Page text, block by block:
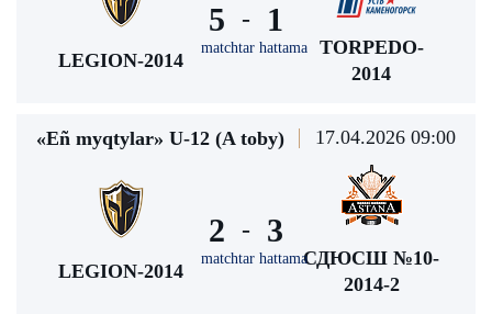
LEGION-2014
5 -
matchtar hattama
1
TORPEDO-
2014
«Eñ myqtylar» U-12 (A toby) 17.04.2026 09:00
LEGION-2014
2 -
matchtar hattama
3
СДЮСШ №10-
2014-2